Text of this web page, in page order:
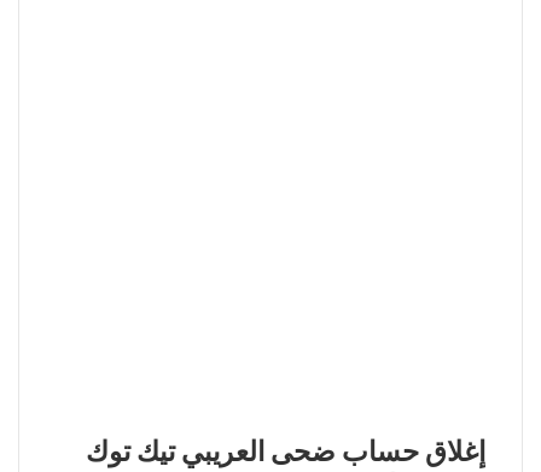
إغلاق حساب ضحى العريبي تيك توك